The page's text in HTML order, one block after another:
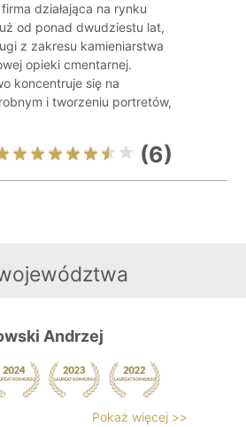
działająca na rynku
od ponad dwudziestu lat,
z zakresu kamieniarstwa
opieki cmentarnej.
koncentruje się na
i tworzeniu portretów,
(6)
Andrzej
Pokaż więcej >>